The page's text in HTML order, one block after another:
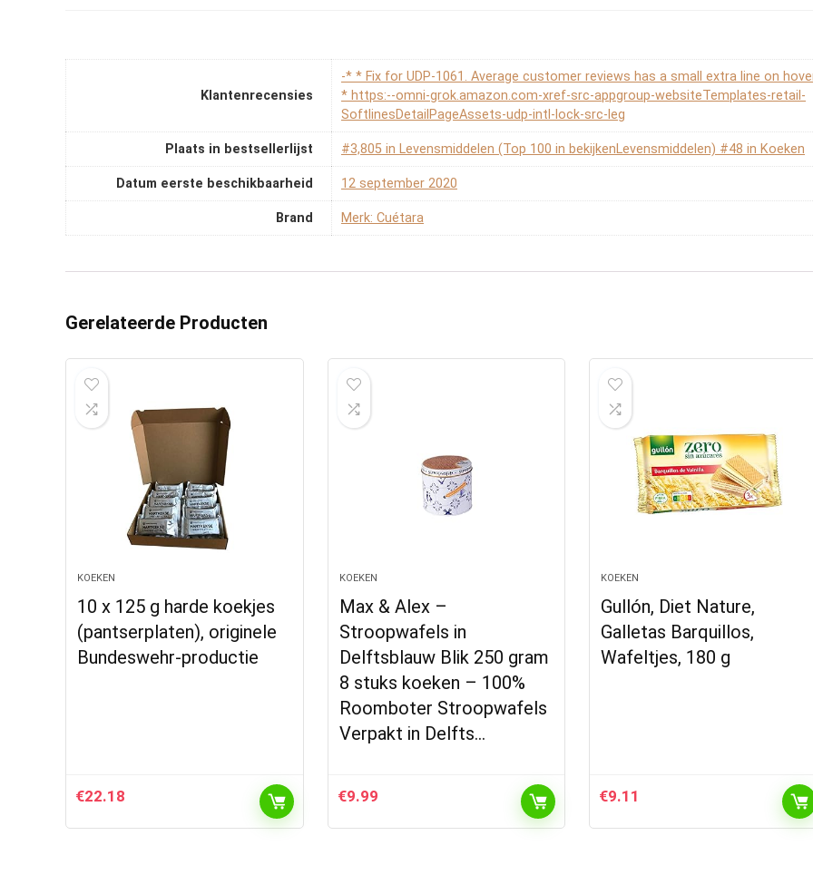
Klantenrecensies
-* * Fix for UDP-1061. Average customer reviews has a small extra line on
* https:--omni-grok.amazon.com-xref-src-appgroup-websiteTemplates-retail-
SoftlinesDetailPageAssets-udp-intl-lock-src-leg
Plaats in bestsellerlijst #3,805 in Levensmiddelen (Top 100 in bekijkenLevensmiddelen) #48 in Koeken
Datum eerste beschikbaarheid 12 september 2020
Brand Merk: Cuétara
Gerelateerde Producten
KOEKEN
10 x 125 g harde koekjes
(pantserplaten), originele
Bundeswehr-productie
€22.18
KOEKEN
Max & Alex –
Stroopwafels in
Delftsblauw Blik 250 gram
8 stuks koeken – 100%
Roomboter Stroopwafels
Verpakt in Delfts…
€9.99
KOEKEN
Gullón, Diet Nature,
Galletas Barquillos,
Wafeltjes, 180 g
€9.11